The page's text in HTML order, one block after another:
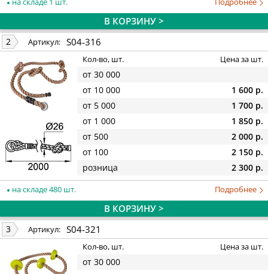
В КОРЗИНУ >
2 Артикул: S04-316
Кол-во, шт. Цена за шт.
от 30 000
от 10 000
1 600 р.
от 5 000
1 700 р.
от 1 000
1 850 р.
от 500
2 000 р.
от 100
2 150 р.
розница
2 300 р.
на складе 480 шт. Подробнее
В КОРЗИНУ >
3 Артикул: S04-321
Кол-во, шт. Цена за шт.
от 30 000